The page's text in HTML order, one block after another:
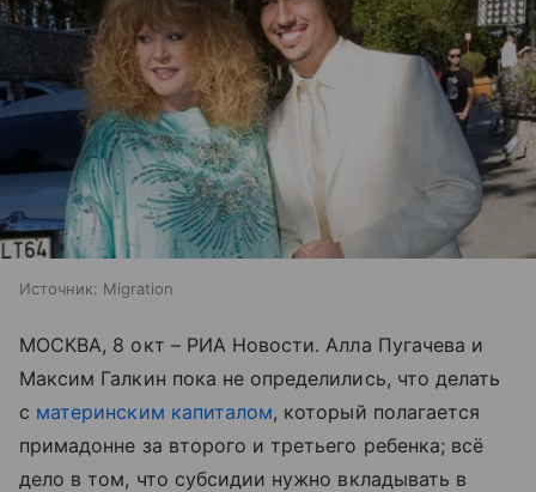
Источник: Migration
МОСКВА, 8 окт – РИА Новости. Алла Пугачева и
Максим Галкин пока не определились, что делать
с материнским капиталом, который полагается
примадонне за второго и третьего ребенка; всё
дело в том, что субсидии нужно вкладывать в